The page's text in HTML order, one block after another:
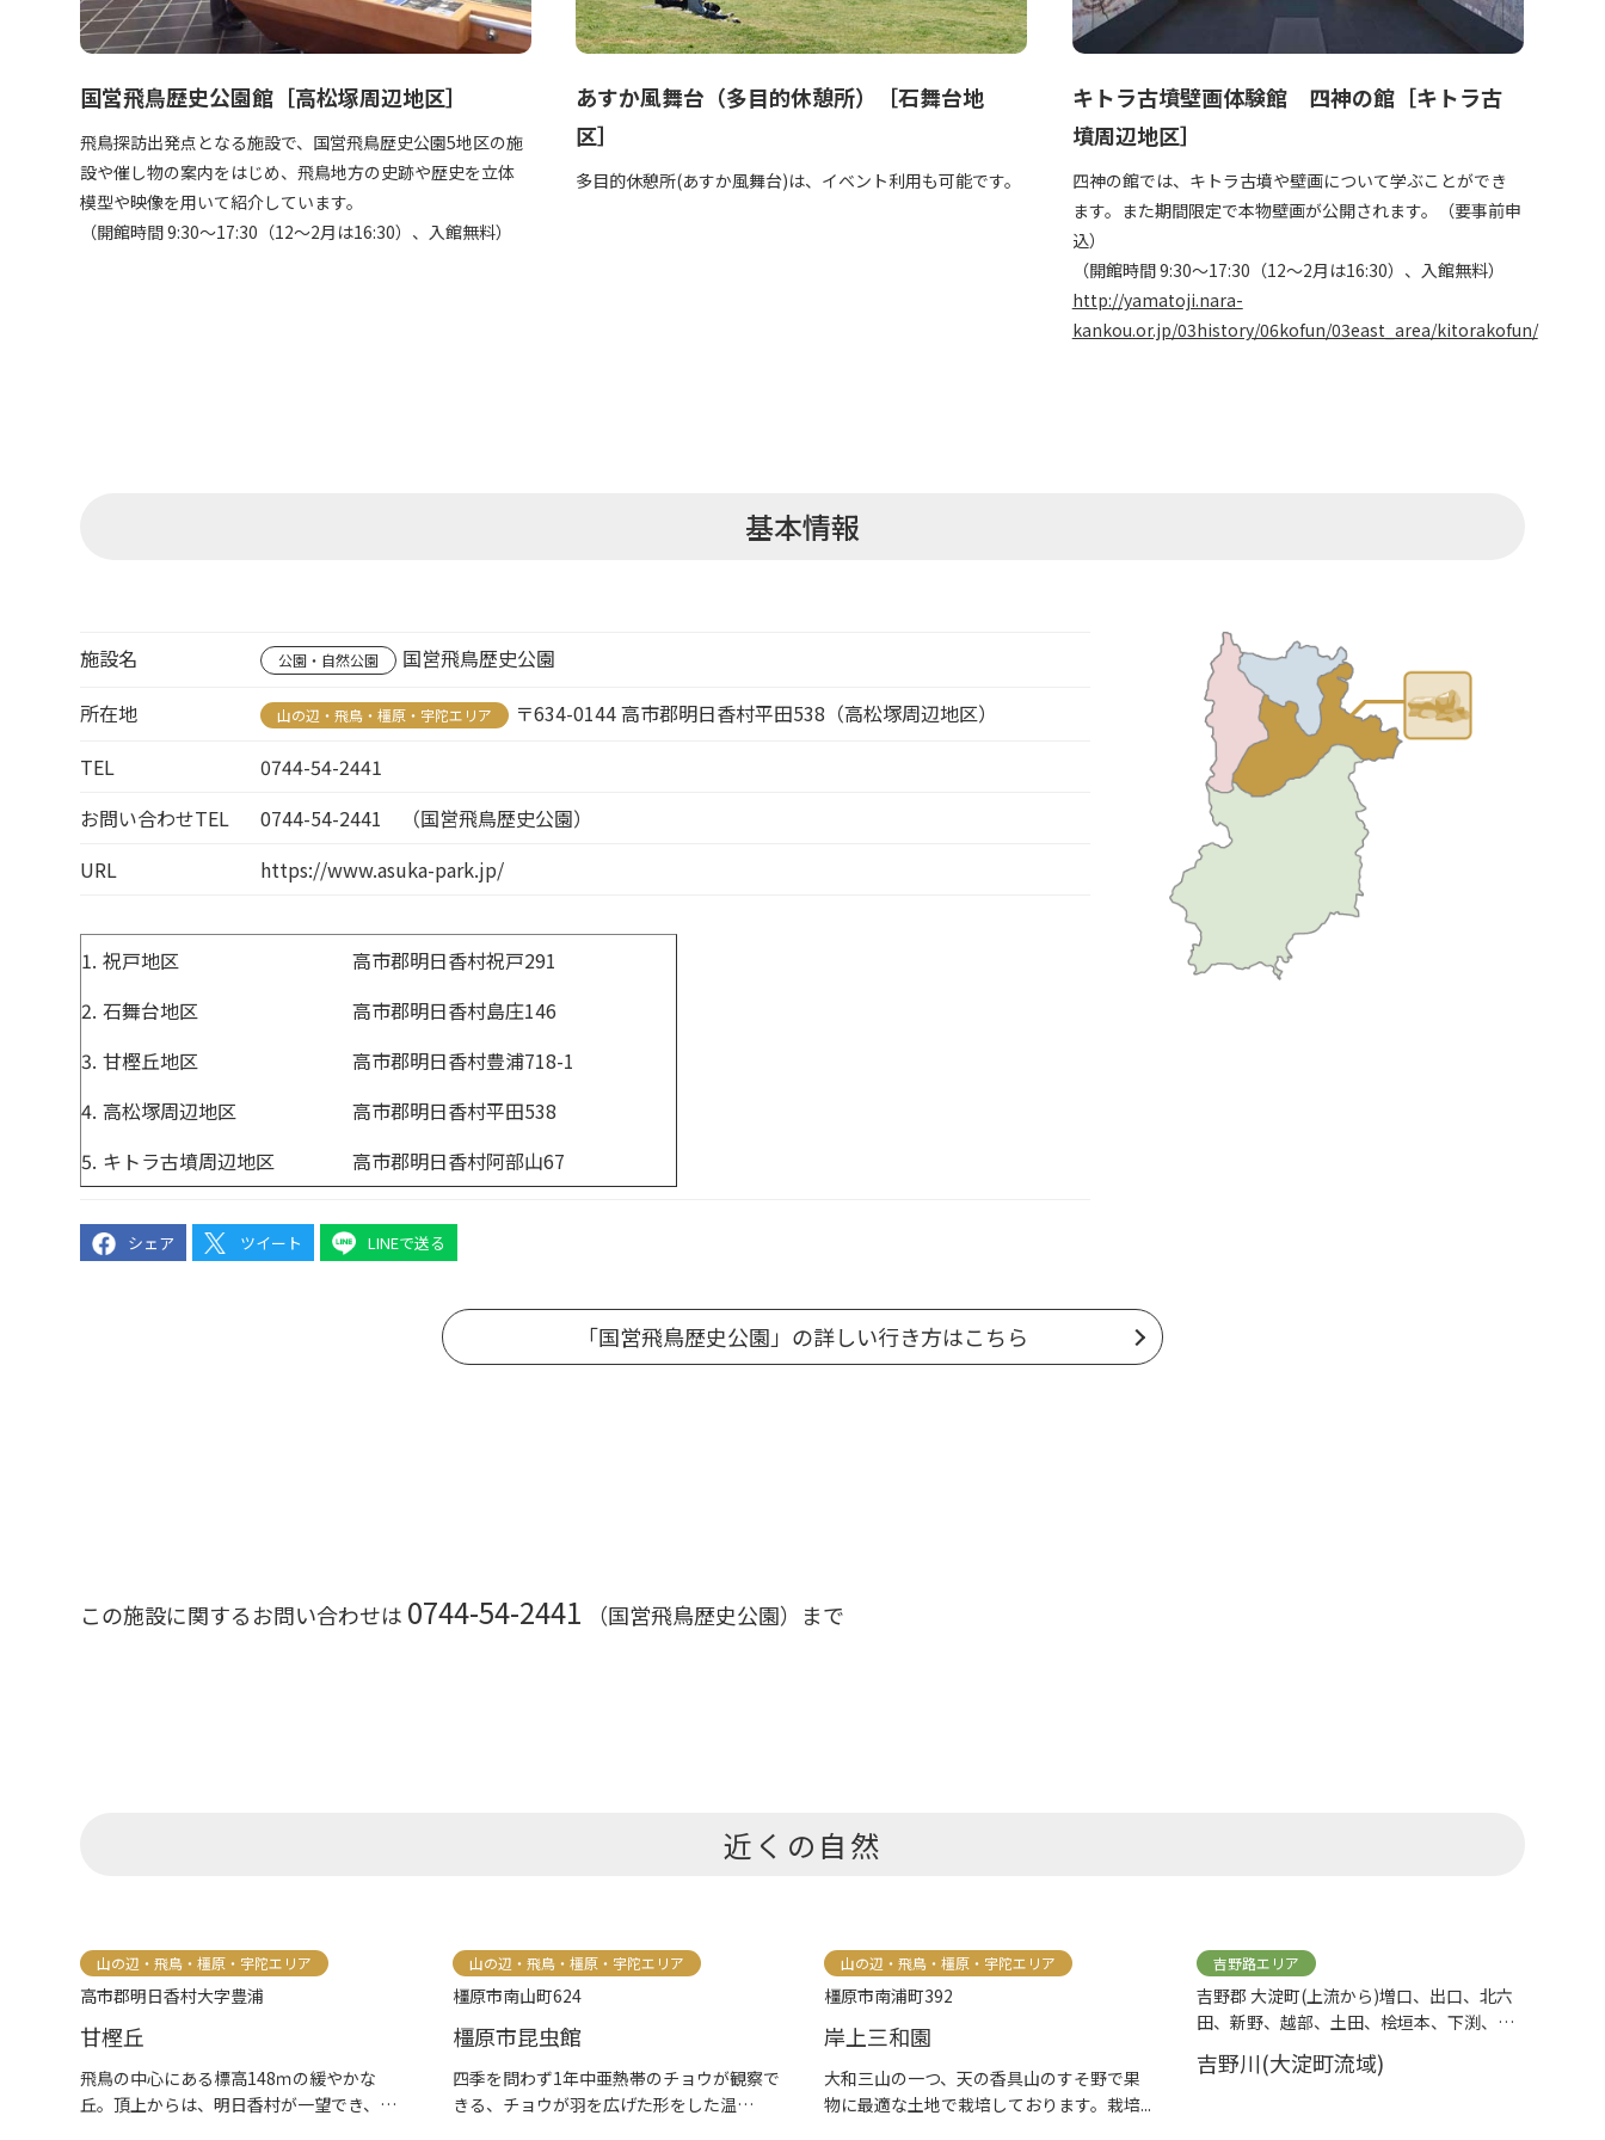
国営飛鳥歴史公園館［高松塚周辺地区］
飛鳥探訪出発点となる施設で、国営飛鳥歴史公園5地区の施
設や催し物の案内をはじめ、飛鳥地方の史跡や歴史を立体
模型や映像を用いて紹介しています。
（開館時間 9:30～17:30（12～2月は16:30）、入館無料）
あすか風舞台（多目的休憩所）［石舞台地
区］
多目的休憩所(あすか風舞台)は、イベント利用も可能です。
キトラ古墳壁画体験館 四神の館［キトラ古
墳周辺地区］
四神の館では、キトラ古墳や壁画について学ぶことができ
ます。また期間限定で本物壁画が公開されます。（要事前申
込）
（開館時間 9:30～17:30（12～2月は16:30）、入館無料）
http://yamatoji.nara-
kankou.or.jp/03history/06kofun/03east_area/kitorakofun/
基本情報
施設名 公園・自然公園
国営飛鳥歴史公園
所在地
山の辺・飛鳥・橿原・宇陀エリア
〒634-0144 高市郡明日香村平田538（高松塚周辺地区）
TEL
0744-54-2441
お問い合わせTEL
0744-54-2441 （国営飛鳥歴史公園）
URL
https://www.asuka-park.jp/
1. 祝戸地区
高市郡明日香村祝戸291
2. 石舞台地区
高市郡明日香村島庄146
3. 甘樫丘地区
高市郡明日香村豊浦718-1
4. 高松塚周辺地区
高市郡明日香村平田538
5. キトラ古墳周辺地区 高市郡明日香村阿部山67
シェア ツイート LINEで送る
「国営飛鳥歴史公園」の詳しい行き方はこちら
この施設に関するお問い合わせは 0744-54-2441 （国営飛鳥歴史公園）まで
近くの自然
山の辺・飛鳥・橿原・宇陀エリア
高市郡明日香村大字豊浦
甘樫丘
飛鳥の中心にある標高148ｍの緩やかな
丘。頂上からは、明日香村が一望でき、大
山の辺・飛鳥・橿原・宇陀エリア
橿原市南山町624
橿原市昆虫館
四季を問わず1年中亜熱帯のチョウが観察で
きる、チョウが羽を広げた形をした温
山の辺・飛鳥・橿原・宇陀エリア
橿原市南浦町392
岸上三和園
大和三山の一つ、天の香具山のすそ野で果
物に最適な土地で栽培しております。栽培...
吉野路エリア
吉野郡 大淀町(上流から)増口、出口、北六
田、新野、越部、土田、桧垣本、下渕、佐
吉野川(大淀町流域)